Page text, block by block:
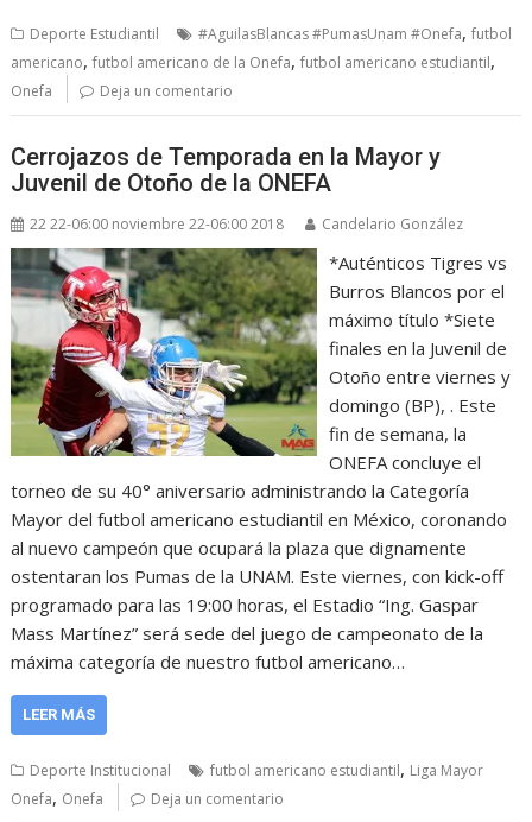
Deporte Estudiantil #AguilasBlancas #PumasUnam #Onefa,futbol
americano,futbol americano de la Onefa,futbol americano estudiantil,
Onefa Deja un comentario
Cerrojazos de Temporada en la Mayor y
Juvenil de Otoño de la ONEFA
22 22-06:00 noviembre 22-06:00 2018 Candelario González
*Auténticos Tigres vs
Burros Blancos por el
máximo título *Siete
finales en la Juvenil de
Otoño entre viernes y
domingo (BP), . Este
fin de semana, la
ONEFA concluye el
torneo de su 40° aniversario administrando la Categoría
Mayor del futbol americano estudiantil en México, coronando
al nuevo campeón que ocupará la plaza que dignamente
ostentaran los Pumas de la UNAM. Este viernes, con kick-off
programado para las 19:00 horas, el Estadio “Ing. Gaspar
Mass Martínez” será sede del juego de campeonato de la
máxima categoría de nuestro futbol americano…
LEER MÁS
Deporte Institucional futbol americano estudiantil, Liga Mayor
Onefa, Onefa Deja un comentario